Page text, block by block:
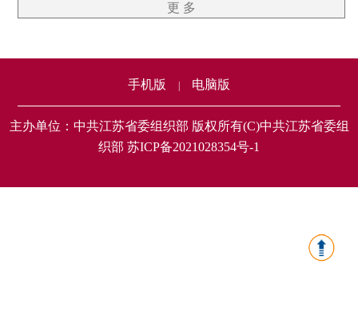
更 多
手机版 电脑版
主办单位：中共江苏省委组织部 版权所有(C)中共江苏省委组
织部 苏ICP备2021028354号-1